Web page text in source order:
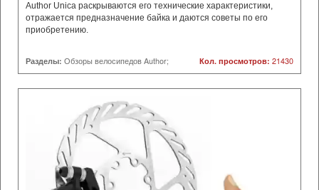
Author Unica раскрываются его технические характеристики,
отражается предназначение байка и даются советы по его
приобретению.
Кол. просмотров: 21430
Разделы: Обзоры велосипедов Author;